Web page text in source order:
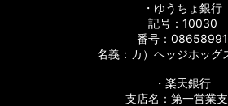
・ゆうちょ銀行
記号：10030
番号：08658991
名義：カ）ヘッジホッグ
・楽天銀行
支店名：第一営業